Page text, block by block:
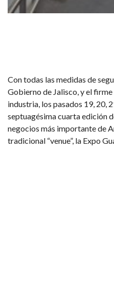
Con todas las medidas de
Gobierno de Jalisco, y el
industria, los pasados 19, 20,
septuagésima cuarta edición
negocios más importante de
tradicional “venue”, la Expo